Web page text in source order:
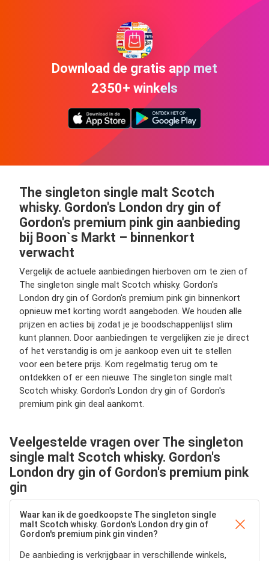
Download de gratis app met
2350+ winkels
The singleton single malt Scotch
whisky. Gordon's London dry gin of
Gordon's premium pink gin aanbieding
bij Boon`s Markt – binnenkort
verwacht
Vergelijk de actuele aanbiedingen hierboven om te zien of
The singleton single malt Scotch whisky. Gordon's
London dry gin of Gordon's premium pink gin binnenkort
opnieuw met korting wordt aangeboden. We houden alle
prijzen en acties bij zodat je je boodschappenlijst slim
kunt plannen. Door aanbiedingen te vergelijken zie je direct
of het verstandig is om je aankoop even uit te stellen
voor een betere prijs. Kom regelmatig terug om te
ontdekken of er een nieuwe The singleton single malt
Scotch whisky. Gordon's London dry gin of Gordon's
premium pink gin deal aankomt.
Veelgestelde vragen over The singleton
single malt Scotch whisky. Gordon's
London dry gin of Gordon's premium pink
gin
Waar kan ik de goedkoopste The singleton single
malt Scotch whisky. Gordon's London dry gin of
Gordon's premium pink gin vinden?
De aanbieding is verkrijgbaar in verschillende winkels,